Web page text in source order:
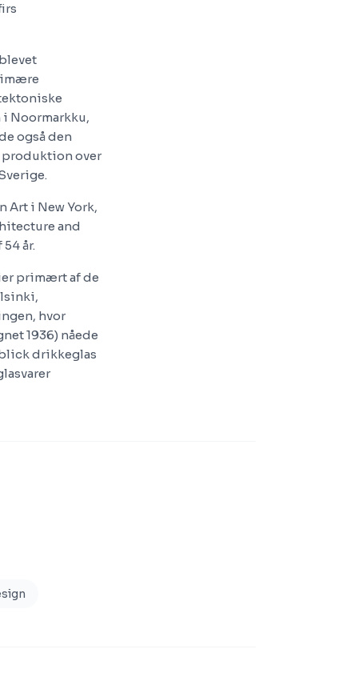
i Noormarkku,
også den
over
Art i New York,
and
år.
primært af de
hvor
1936) nåede
drikkeglas